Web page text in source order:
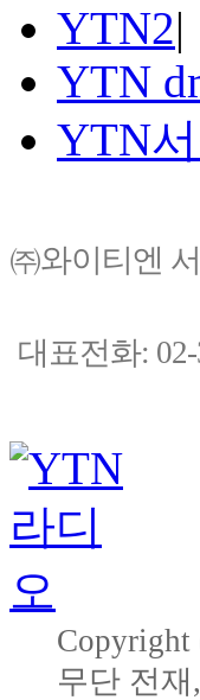
YTN2|
YTN
YTN
㈜와이티엔
대표전화:
무단 전